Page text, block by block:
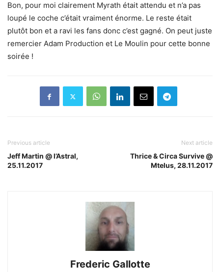
Bon, pour moi clairement Myrath était attendu et n’a pas
loupé le coche c’était vraiment énorme. Le reste était
plutôt bon et a ravi les fans donc c’est gagné. On peut juste
remercier Adam Production et Le Moulin pour cette bonne
soirée !
Previous article
Jeff Martin @ l’Astral,
25.11.2017
Next article
Thrice & Circa Survive @
Mtelus, 28.11.2017
Frederic Gallotte